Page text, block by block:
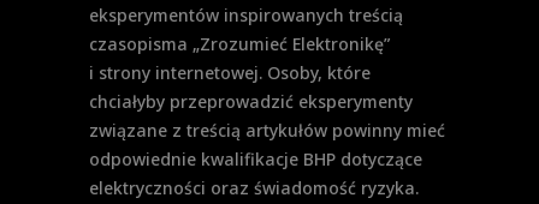
eksperymentów inspirowanych treścią
czasopisma „Zrozumieć Elektronikę”
i strony internetowej. Osoby, które
chciałyby przeprowadzić eksperymenty
związane z treścią artykułów powinny mieć
odpowiednie kwalifikacje BHP dotyczące
elektryczności oraz świadomość ryzyka.